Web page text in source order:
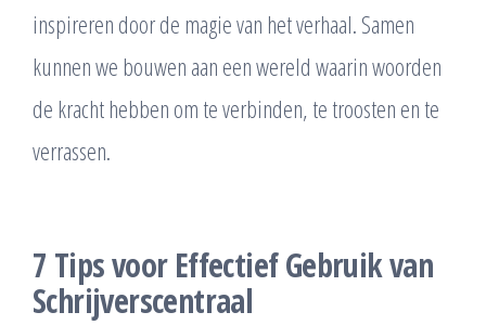
inspireren door de magie van het verhaal. Samen
kunnen we bouwen aan een wereld waarin woorden
de kracht hebben om te verbinden, te troosten en te
verrassen.
7 Tips voor Effectief Gebruik van
Schrijverscentraal